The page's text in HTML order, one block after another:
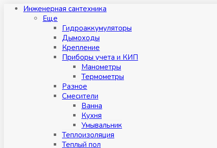
Инженерная сантехника
Eще
Гидроаккумуляторы
Дымоходы
Крепление
Приборы учета и КИП
Манометры
Термометры
Разное
Смесители
Ванна
Кухня
Умывальник
Теплоизоляция
Теплый пол